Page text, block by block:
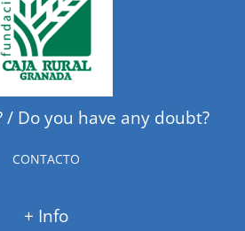
/ Do you have any doubt?
CONTACTO
+ Info